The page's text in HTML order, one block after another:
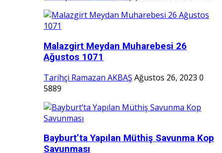
Malazgirt Meydan Muharebesi 26
Ağustos 1071
Tarihçi Ramazan AKBAŞ Ağustos 26, 2023 0
5889
Bayburt’ta Yapılan Müthiş Savunma Kop
Savunması